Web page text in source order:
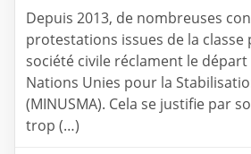
Depuis 2013, de nombreuses
protestations issues de la classe
société civile réclament le départ
Nations Unies pour la
(MINUSMA). Cela se justifie par
trop (…)